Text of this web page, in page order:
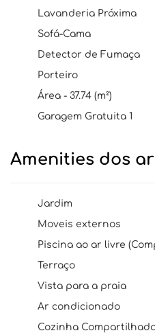
Lavanderia Próxima
Sofá-Cama
Detector de Fumaça
Porteiro
Área - 37.74 (m²)
Garagem Gratuita 1
Amenities dos
Jardim
Moveis externos
Piscina ao ar livre
Terraço
Vista para a praia
Ar condicionado
Cozinha